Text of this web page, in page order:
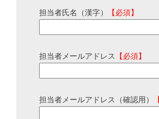
担当者氏名（漢字） 【必須】
担当者メールアドレス 【必須】
担当者メールアドレス（確認用）